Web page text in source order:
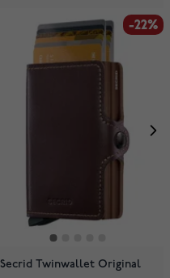
-22%
Secrid Twinwallet Original